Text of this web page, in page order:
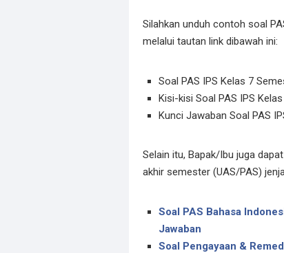
Silahkan unduh contoh soal
melalui tautan link dibawah ini:
Soal PAS IPS Kelas 7
Kisi-kisi Soal PAS IPS
Kunci Jawaban Soal PAS
Selain itu, Bapak/Ibu juga
akhir semester (UAS/PAS)
Soal PAS Bahasa
Jawaban
Soal Pengayaan &